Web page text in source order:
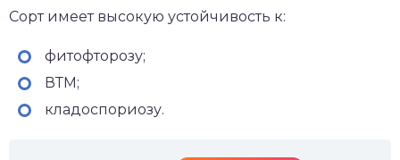
Сорт имеет высокую устойчивость к:
фитофторозу;
ВТМ;
кладоспориозу.